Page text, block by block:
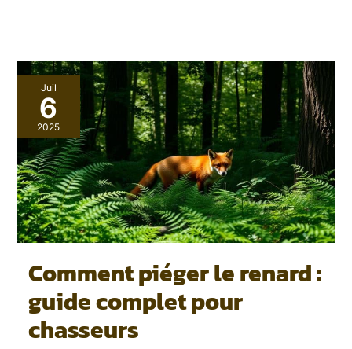
Juil
6
2025
Comment piéger le renard :
guide complet pour
chasseurs
Comment
piéger
le
renard
:
guide
complet
pour
chasseurs